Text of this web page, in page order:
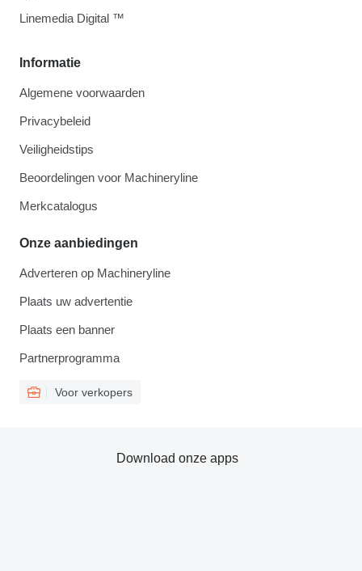
Informatie
Algemene voorwaarden
Privacybeleid
Veiligheidstips
Beoordelingen voor Machineryline
Merkcatalogus
Onze aanbiedingen
Adverteren op Machineryline
Plaats uw advertentie
Plaats een banner
Partnerprogramma
Voor verkopers
Linemedia Digital ™
Download onze apps